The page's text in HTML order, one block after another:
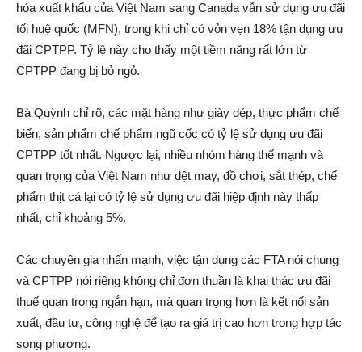
hóa xuất khẩu của Việt Nam sang Canada vẫn sử dụng ưu đãi
tối huệ quốc (MFN), trong khi chỉ có vỏn vẹn 18% tận dụng ưu
đãi CPTPP. Tỷ lệ này cho thấy một tiềm năng rất lớn từ
CPTPP đang bị bỏ ngỏ.
Bà Quỳnh chỉ rõ, các mặt hàng như giày dép, thực phẩm chế
biến, sản phẩm chế phẩm ngũ cốc có tỷ lệ sử dụng ưu đãi
CPTPP tốt nhất. Ngược lại, nhiều nhóm hàng thế mạnh và
quan trọng của Việt Nam như dệt may, đồ chơi, sắt thép, chế
phẩm thịt cá lại có tỷ lệ sử dụng ưu đãi hiệp định này thấp
nhất, chỉ khoảng 5%.
Các chuyên gia nhấn mạnh, việc tận dụng các FTA nói chung
và CPTPP nói riêng không chỉ đơn thuần là khai thác ưu đãi
thuế quan trong ngắn hạn, mà quan trọng hơn là kết nối sản
xuất, đầu tư, công nghệ để tạo ra giá trị cao hơn trong hợp tác
song phương.